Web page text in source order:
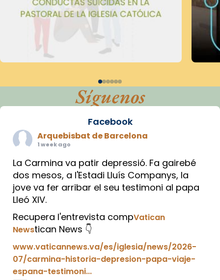
Síguenos
Facebook
Arquebisbat de Barcelona
1 week ago
La Carmina va patir depressió. Fa gairebé
dos mesos, a l'Estadi Lluís Companys, la
jove va fer arribar el seu testimoni al papa
Lleó XIV.
Recupera l'entrevista compVatican
Newstican News 👇
www.vaticannews.va/es/iglesia/news/2026-
07/carmina-historia-depresion-papa-viaje-
espana-testimoni...